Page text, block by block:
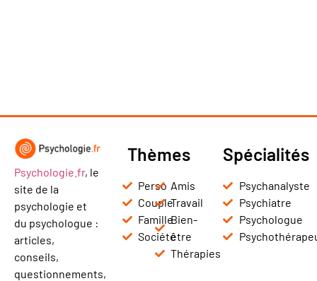
Psychologie.fr, le
site de la
psychologie et
du psychologue :
articles,
conseils,
questionnements,
Thèmes
Perso
Couple
Famille
Société
Amis
Travail
Bien-
être
Thérapies
Spécialités
Psychanalyste
Psychiatre
Psychologue